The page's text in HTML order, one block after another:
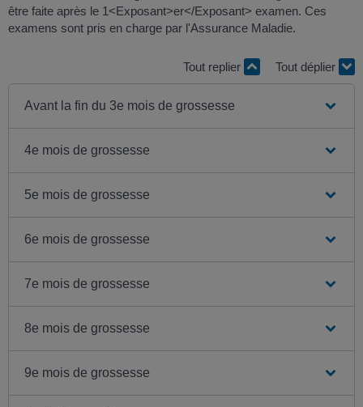
être faite après le 1<Exposant>er</Exposant> examen. Ces
examens sont pris en charge par l'Assurance Maladie.
Tout replier Tout déplier
Avant la fin du 3e mois de grossesse
4e mois de grossesse
5e mois de grossesse
6e mois de grossesse
7e mois de grossesse
8e mois de grossesse
9e mois de grossesse